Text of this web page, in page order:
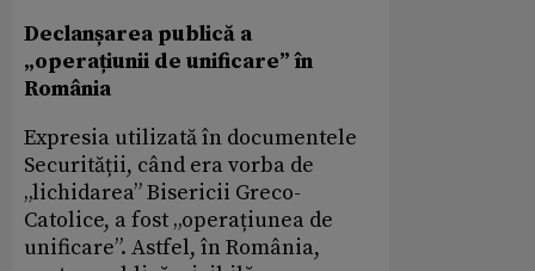
Declanșarea publică a
„operațiunii de unificare” în
România
Expresia utilizată în documentele
Securității, când era vorba de
„lichidarea” Bisericii Greco-
Catolice, a fost „operațiunea de
unificare”. Astfel, în România,